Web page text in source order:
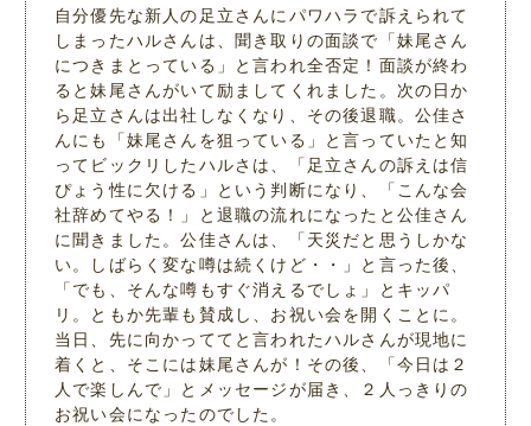
自分優先な新人の足立さんにパワハラで訴えられて
しまったハルさんは、聞き取りの面談で「妹尾さん
につきまとっている」と言われ全否定！面談が終わ
ると妹尾さんがいて励ましてくれました。次の日か
ら足立さんは出社しなくなり、その後退職。公佳さ
んにも「妹尾さんを狙っている」と言っていたと知
ってビックリしたハルさは、「足立さんの訴えは信
ぴょう性に欠ける」という判断になり、「こんな会
社辞めてやる！」と退職の流れになったと公佳さん
に聞きました。公佳さんは、「天災だと思うしかな
い。しばらく変な噂は続くけど・・」と言った後、
「でも、そんな噂もすぐ消えるでしょ」とキッパ
リ。ともか先輩も賛成し、お祝い会を開くことに。
当日、先に向かっててと言われたハルさんが現地に
着くと、そこには妹尾さんが！その後、「今日は２
人で楽しんで」とメッセージが届き、２人っきりの
お祝い会になったのでした。